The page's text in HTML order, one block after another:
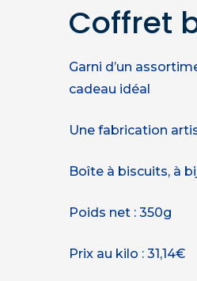
Coffret
Garni d’un
cadeau idéal
Une fabrication
Boîte à biscuits, à
Poids net : 350g
Prix au kilo : 31,14€